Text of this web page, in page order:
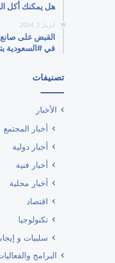
هل يمكنك أكل
أبريل 1, 2024
القبض على
في #السعودية
تصنيفات
الأخبار
أخبار المجتمع
أخبار دولية
أخبار فنية
أخبار محلية
اقتصاد
تكنولوجيا
سلبيات و
البرامج